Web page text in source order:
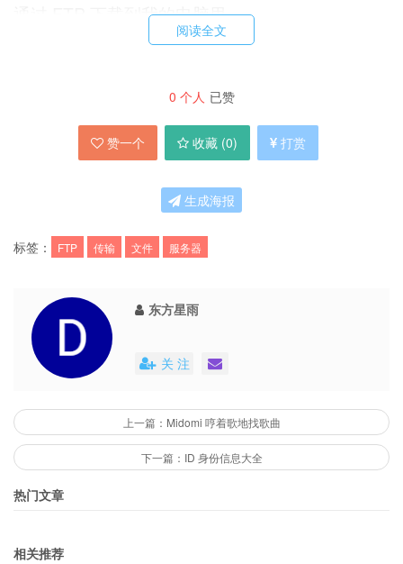
通过 FTP 下载到我的电脑里。
阅读全文
0 个人 已赞
赞一个 收藏 (0) 打赏
生成海报
标签： FTP 传输 文件 服务器
东方星雨
关 注
上一篇：Midomi 哼着歌地找歌曲
下一篇：ID 身份信息大全
热门文章
相关推荐